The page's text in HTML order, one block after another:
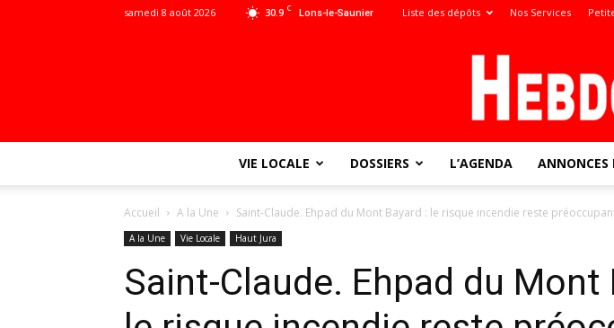
30.9 C Lons-le-Saunier
samedi 8 août 2026 Liste des dépôts Nos Services
VIE LOCALE DOSSIERS L’AGENDA ANNONCES
Accueil A la Une Saint-Claude. Ehpad du Mont Bayard : le risque incendie reste
A la Une Vie Locale Haut Jura
Saint-Claude. Ehpad du Mont